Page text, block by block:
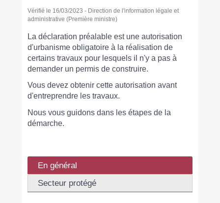
Vérifié le 16/03/2023 - Direction de l'information légale et
administrative (Première ministre)
La déclaration préalable est une autorisation
d'urbanisme obligatoire à la réalisation de
certains travaux pour lesquels il n'y a pas à
demander un permis de construire.
Vous devez obtenir cette autorisation avant
d'entreprendre les travaux.
Nous vous guidons dans les étapes de la
démarche.
En général
Secteur protégé